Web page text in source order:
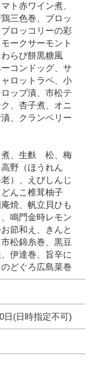
ト赤ワイン煮、
三色巻、ブロッ
ロッコリーの彩
ークサーモント
らび餅黒糖風
コンドッグ、サ
ロットラペ、小
ップ漬、市松テ
、杏子煮、オニ
、クランベリー
煮、生麩 松、梅
野（ほうれん
）、えびしんじ
んこ椎茸柚子
焼、帆立貝ひも
鳴門金時レモン
節和え、きんと
松錦糸巻、黒豆
伊達巻、旨辛に
どぐろ広島菜巻
日(日時指定不可)